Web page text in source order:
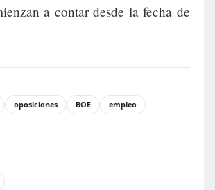
a contar desde la fecha de
oposiciones BOE
empleo